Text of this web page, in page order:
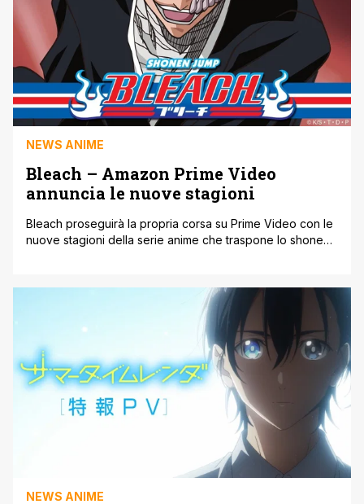
NEWS ANIME
Bleach – Amazon Prime Video
annuncia le nuove stagioni
Bleach proseguirà la propria corsa su Prime Video con le
nuove stagioni della serie anime che traspone lo shonen
arriveranno le stagioni 6 e 7 dell'anime. Seguiranno
anche le successive: Sappiamo che siete tutti in hype [']
NEWS ANIME